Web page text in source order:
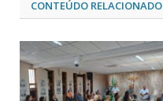
CONTEÚDO RELACIONADO